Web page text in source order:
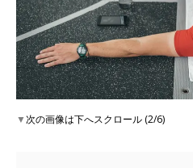
▼次の画像は下へスクロール (2/6)